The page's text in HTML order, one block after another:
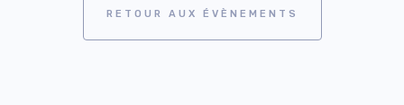
RETOUR AUX ÉVÈNEMENTS